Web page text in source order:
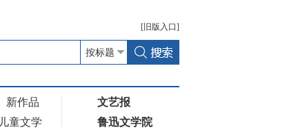
[ 旧版 入口]
新作品
儿童文学
文艺报
鲁迅文学院